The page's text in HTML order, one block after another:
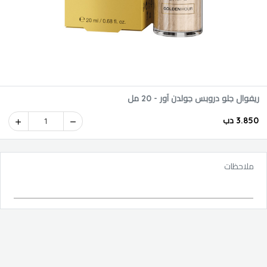
ريفوال جلو دروبس جولدن آور - 20 مل
3.850 دب 1
ملاحظات